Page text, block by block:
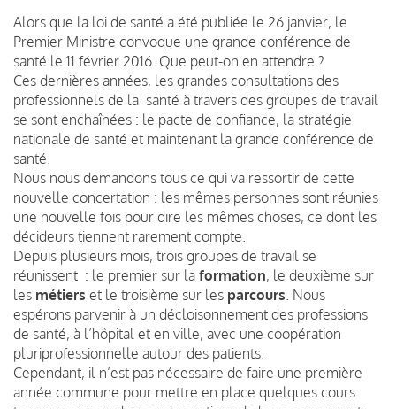
Alors que la loi de santé a été publiée le 26 janvier, le
Premier Ministre convoque une grande conférence de
santé le 11 février 2016. Que peut-on en attendre ?
Ces dernières années, les grandes consultations des
professionnels de la santé à travers des groupes de travail
se sont enchaînées : le pacte de confiance, la stratégie
nationale de santé et maintenant la grande conférence de
santé.
Nous nous demandons tous ce qui va ressortir de cette
nouvelle concertation : les mêmes personnes sont réunies
une nouvelle fois pour dire les mêmes choses, ce dont les
décideurs tiennent rarement compte.
Depuis plusieurs mois, trois groupes de travail se
réunissent : le premier sur la formation, le deuxième sur
les métiers et le troisième sur les parcours . Nous
espérons parvenir à un décloisonnement des professions
de santé, à l’hôpital et en ville, avec une coopération
pluriprofessionnelle autour des patients.
Cependant, il n’est pas nécessaire de faire une première
année commune pour mettre en place quelques cours